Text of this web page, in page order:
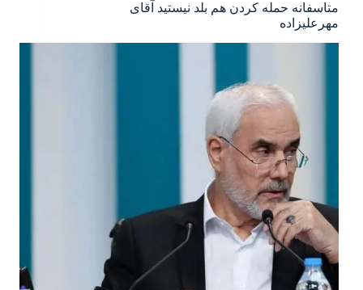
متاسفانه حمله کردن هم بلد نیستید آقای
مهرعلیزاده